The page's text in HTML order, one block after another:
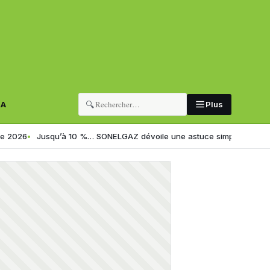
🔍 Plus
10 %… SONELGAZ dévoile une astuce simple pour réduire sa